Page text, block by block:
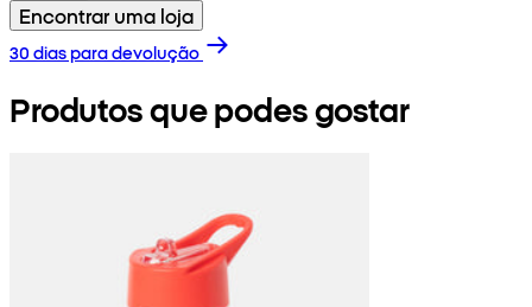
Encontrar uma loja
30 dias para devolução
Produtos que podes gostar